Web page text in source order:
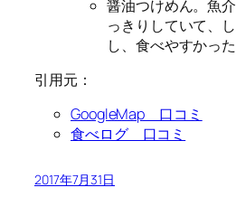
醤油つけめん。魚
っきりしていて、
し、食べやすかった
引用元：
GoogleMap 口コミ
食べログ 口コミ
2017年7月31日